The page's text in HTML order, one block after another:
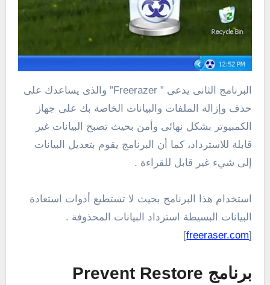
البرنامج الثانى يدعى ” Freerazer” والذى يساعدك على
حذف وإزالة الملفات والبيانات الخاصة بك على جهاز
الكمبيوتر بشكل نهائى وأمن بحيث تصبح البيانات غير
قابلة للاسترداد، كما أن البرنامج يقوم بتعديل البيانات
إلى شيء غير قابل للقراءة .
استخدام هذا البرنامج بحيث لا تستطيع أدوات استعادة
البيانات البسيطة استرداد البيانات المحذوفة .
[
freeraser.com
]
برنامج Prevent Restore